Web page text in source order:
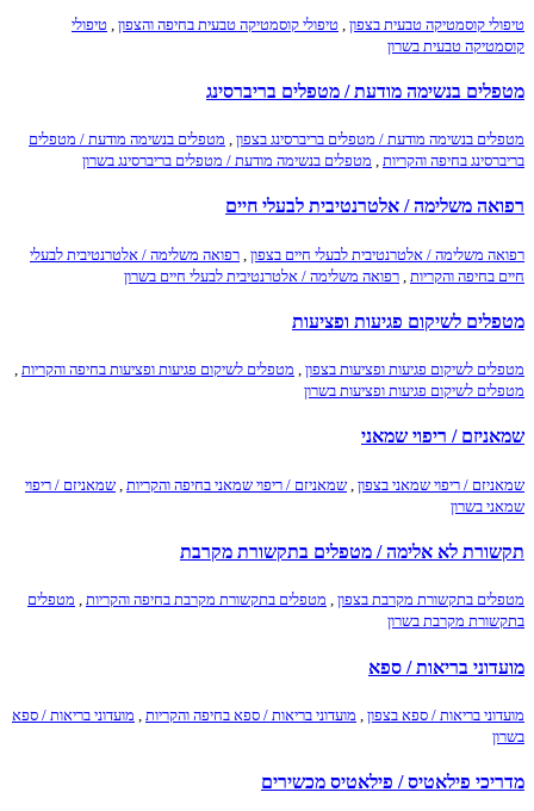
טיפולי קוסמטיקה טבעית בצפון טיפולי קוסמטיקה טבעית בחיפה והצפון טיפולי
קוסמטיקה טבעית בשרון
מטפלים בנשימה מודעת / מטפלים בריברסינג
מטפלים בנשימה מודעת / מטפלים בריברסינג בצפון , מטפלים בנשימה מודעת / מטפלים
בריברסינג בחיפה והקריות , מטפלים בנשימה מודעת / מטפלים בריברסינג בשרון
רפואה משלימה / אלטרנטיבית לבעלי חיים
רפואה משלימה / אלטרנטיבית לבעלי חיים בצפון רפואה משלימה / אלטרנטיבית לבעלי
חיים בחיפה והקריות
רפואה משלימה / אלטרנטיבית לבעלי חיים בשרון
מטפלים לשיקום פגיעות ופציעות
מטפלים לשיקום פגיעות ופציעות בצפון , מטפלים לשיקום פגיעות ופציעות בחיפה והקריות ,
מטפלים לשיקום פגיעות ופציעות בשרון
שמאניזם / ריפוי שמאני
שמאניזם / ריפוי שמאני בצפון שמאניזם / ריפוי שמאני בחיפה והקריות
שמאניזם / ריפוי
שמאני בשרון
תקשורת לא אלימה / מטפלים בתקשורת מקרבת
מטפלים בתקשורת מקרבת בצפון , מטפלים בתקשורת מקרבת בחיפה והקריות , מטפלים
בתקשורת מקרבת בשרון
מועדוני בריאות / ספא
מועדוני בריאות / ספא בצפון מועדוני בריאות / ספא בחיפה והקריות
מועדוני בריאות / ספא
בשרון
מדריכי פילאטיס / פילאטיס מכשירים